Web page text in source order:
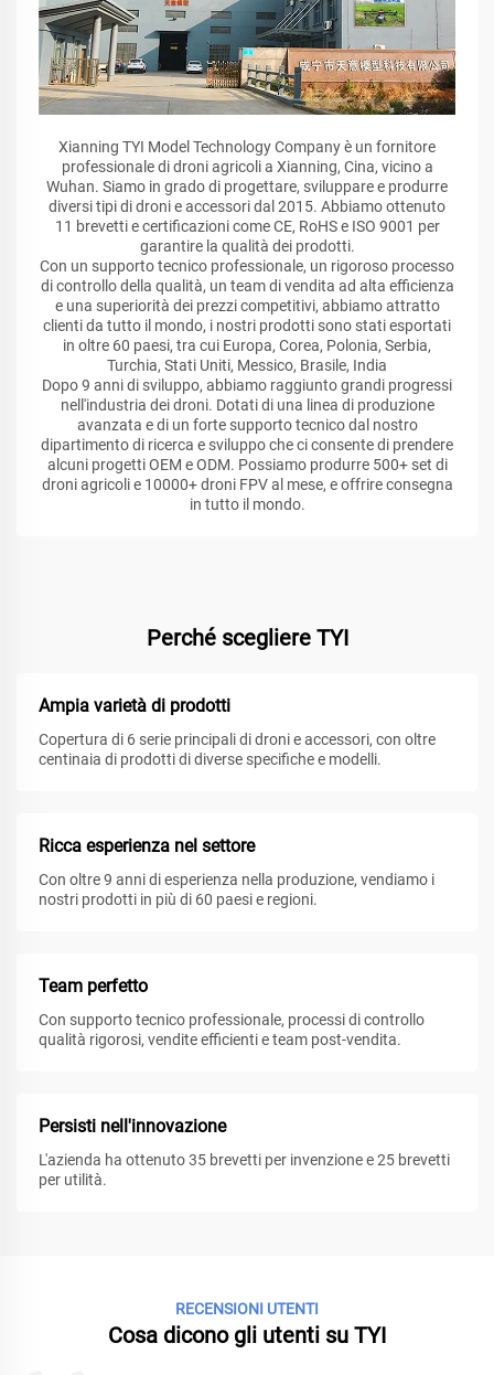
Xianning TYI Model Technology Company è un fornitore
professionale di droni agricoli a Xianning, Cina, vicino a
Wuhan. Siamo in grado di progettare, sviluppare e produrre
diversi tipi di droni e accessori dal 2015. Abbiamo ottenuto
11 brevetti e certificazioni come CE, RoHS e ISO 9001 per
garantire la qualità dei prodotti.
Con un supporto tecnico professionale, un rigoroso processo
di controllo della qualità, un team di vendita ad alta efficienza
e una superiorità dei prezzi competitivi, abbiamo attratto
clienti da tutto il mondo, i nostri prodotti sono stati esportati
in oltre 60 paesi, tra cui Europa, Corea, Polonia, Serbia,
Turchia, Stati Uniti, Messico, Brasile, India
Dopo 9 anni di sviluppo, abbiamo raggiunto grandi progressi
nell'industria dei droni. Dotati di una linea di produzione
avanzata e di un forte supporto tecnico dal nostro
dipartimento di ricerca e sviluppo che ci consente di prendere
alcuni progetti OEM e ODM. Possiamo produrre 500+ set di
droni agricoli e 10000+ droni FPV al mese, e offrire consegna
in tutto il mondo.
Perché scegliere TYI
Ampia varietà di prodotti
Copertura di 6 serie principali di droni e accessori, con oltre
centinaia di prodotti di diverse specifiche e modelli.
Ricca esperienza nel settore
Con oltre 9 anni di esperienza nella produzione, vendiamo i
nostri prodotti in più di 60 paesi e regioni.
Team perfetto
Con supporto tecnico professionale, processi di controllo
qualità rigorosi, vendite efficienti e team post-vendita.
Persisti nell'innovazione
L'azienda ha ottenuto 35 brevetti per invenzione e 25 brevetti
per utilità.
RECENSIONI UTENTI
Cosa dicono gli utenti su TYI